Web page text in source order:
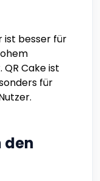
ist besser für
Cake ist
für
den